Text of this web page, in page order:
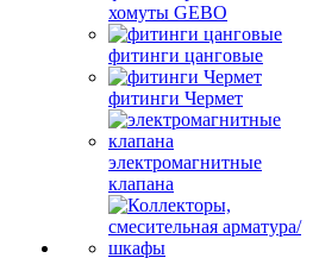
хомуты GEBO
фитинги цанговые
фитинги Чермет
электромагнитные
клапана